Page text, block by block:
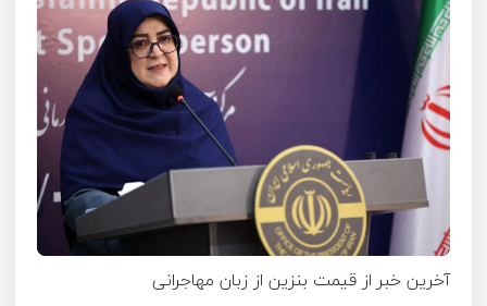
آخرین خبر از قیمت بنزین از زبان مهاجرانی